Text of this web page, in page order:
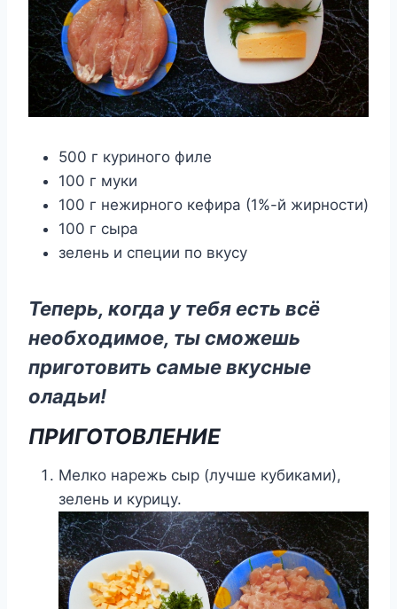
500 г куриного филе
100 г муки
100 г нежирного кефира (1%-й жирности)
100 г сыра
зелень и специи по вкусу
Теперь, когда у тебя есть всё
необходимое, ты сможешь
приготовить самые вкусные
оладьи!
ПРИГОТОВЛЕНИЕ
Мелко нарежь сыр (лучше кубиками),
зелень и курицу.